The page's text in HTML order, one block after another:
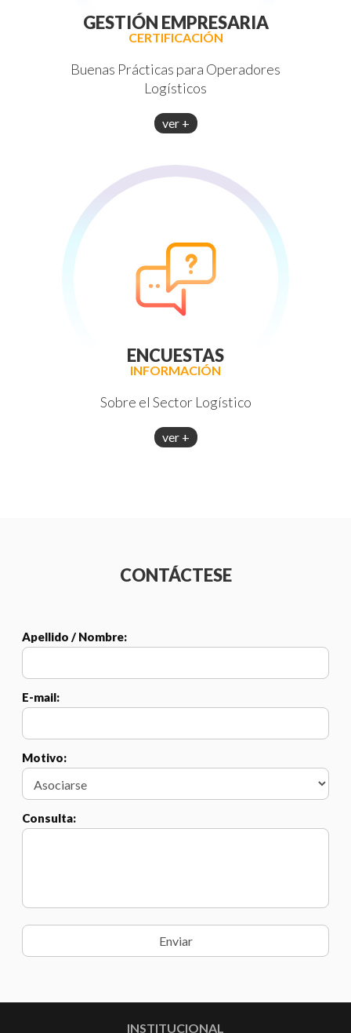
GESTIÓN EMPRESARIA
CERTIFICACIÓN
Buenas Prácticas para Operadores
Logísticos
ver +
ENCUESTAS
INFORMACIÓN
Sobre el Sector Logístico
ver +
CONTÁCTESE
Apellido / Nombre:
E-mail:
Motivo:
Consulta:
INSTITUCIONAL